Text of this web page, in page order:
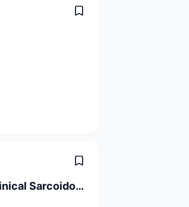
Postdoc in Translational and Clinical Sarcoidosis Research 80-100%